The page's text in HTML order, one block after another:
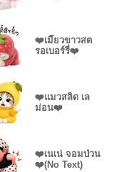
❤️เมี๊ยวขาวสต
รอเบอร์รี่❤️
❤️แมวสลิด เล
ม่อน❤️
❤️เนเน่ จอมป่วน
❤️(No Text)